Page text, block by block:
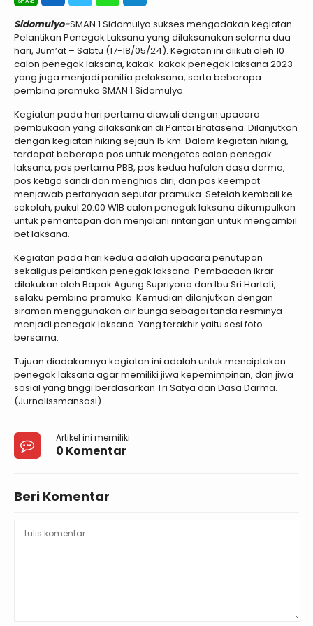
Sidomulyo-SMAN 1 Sidomulyo sukses mengadakan kegiatan
Pelantikan Penegak Laksana yang dilaksanakan selama dua
hari, Jum’at – Sabtu (17-18/05/24). Kegiatan ini diikuti oleh 10
calon penegak laksana, kakak-kakak penegak laksana 2023
yang juga menjadi panitia pelaksana, serta beberapa
pembina pramuka SMAN 1 Sidomulyo.
Kegiatan pada hari pertama diawali dengan upacara
pembukaan yang dilaksankan di Pantai Bratasena. Dilanjutkan
dengan kegiatan hiking sejauh 15 km. Dalam kegiatan hiking,
terdapat beberapa pos untuk mengetes calon penegak
laksana, pos pertama PBB, pos kedua hafalan dasa darma,
pos ketiga sandi dan menghias diri, dan pos keempat
menjawab pertanyaan seputar pramuka. Setelah kembali ke
sekolah, pukul 20.00 WIB calon penegak laksana dikumpulkan
untuk pemantapan dan menjalani rintangan untuk mengambil
bet laksana.
Kegiatan pada hari kedua adalah upacara penutupan
sekaligus pelantikan penegak laksana. Pembacaan ikrar
dilakukan oleh Bapak Agung Supriyono dan Ibu Sri Hartati,
selaku pembina pramuka. Kemudian dilanjutkan dengan
siraman menggunakan air bunga sebagai tanda resminya
menjadi penegak laksana. Yang terakhir yaitu sesi foto
bersama.
Tujuan diadakannya kegiatan ini adalah untuk menciptakan
penegak laksana agar memiliki jiwa kepemimpinan, dan jiwa
sosial yang tinggi berdasarkan Tri Satya dan Dasa Darma.
(Jurnalissmansasi)
Artikel ini memiliki
0 Komentar
Beri Komentar